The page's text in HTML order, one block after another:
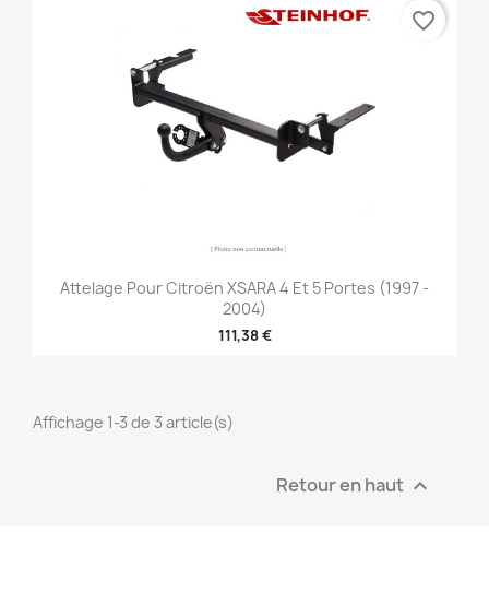
Attelage Pour Citroën XSARA 4 Et 5 Portes (1997 -
2004)
111,38 €
favorite_border
Affichage 1-3 de 3 article(s)
Retour en haut 